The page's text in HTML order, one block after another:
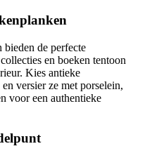
bieden de perfecte
en boeken tentoon
Kies antieke
versier ze met porselein,
voor een authentieke